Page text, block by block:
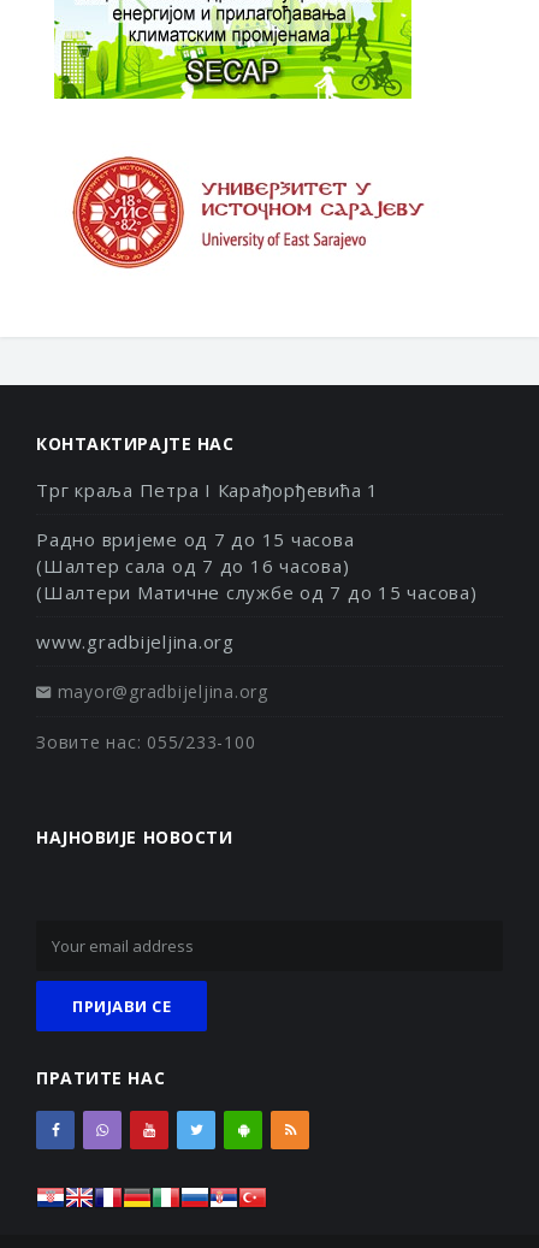
КОНТАКТИРАЈТЕ НАС
Трг краља Петра I Карађорђевића 1
Радно вријеме од 7 до 15 часова
(Шалтер сала од 7 до 16 часова)
(Шалтери Матичне службе од 7 до 15 часова)
www.gradbijeljina.org
mayor@gradbijeljina.org
Зовите нас: 055/233-100
НАЈНОВИЈЕ НОВОСТИ
ПРАТИТЕ НАС